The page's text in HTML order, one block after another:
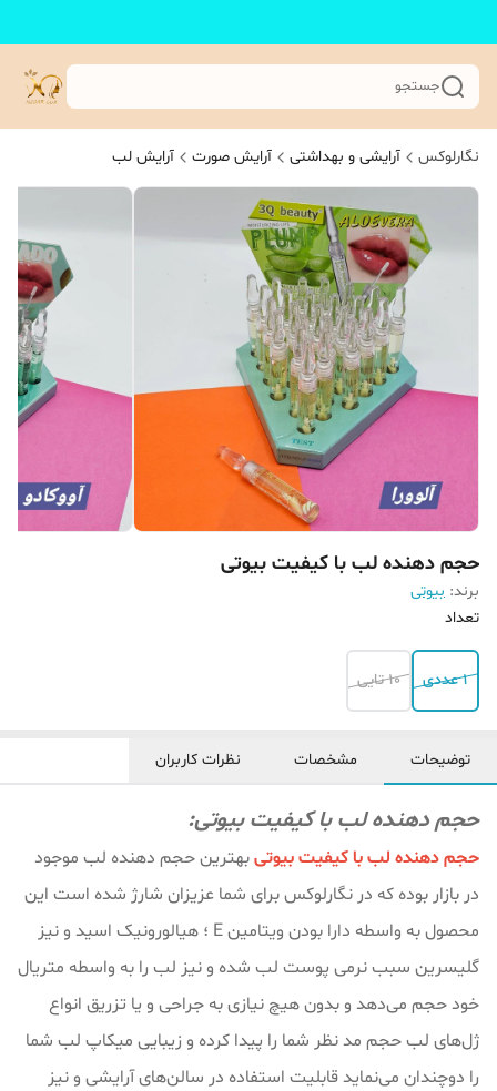
جستجو
نگارلوکس آرایشی و بهداشتی آرایش صورت آرایش لب
حجم دهنده لب با کیفیت بیوتی
برند: بیوتی
تعداد
1 عددی ۱۰ تایی
توضیحات مشخصات نظرات کاربران
حجم دهنده لب با کیفیت بیوتی:
حجم دهنده لب با کیفیت بیوتیبهترین حجم دهنده لب موجود
در بازار بوده که در نگارلوکس برای شما عزیزان شارژ شده است این
محصول به واسطه دارا بودن ویتامین E ؛ هیالورونیک اسید و نیز
گلیسرین سبب نرمی پوست لب شده و نیز لب را به واسطه متریال
خود حجم می‌دهد و بدون هیچ نیازی به جراحی و یا تزریق انواع
ژل‌های لب حجم مد نظر شما را پیدا کرده و زیبایی میکاپ لب شما
را دوچندان می‌نماید قابلیت استفاده در سالن‌های آرایشی و نیز